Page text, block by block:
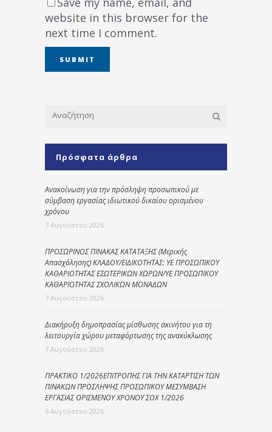
website in this browser for the
next time I comment.
Πρόσφατα άρθρα
Ανακοίνωση για την πρόσληψη προσωπικού με
σύμβαση εργασίας ιδιωτικού δικαίου ορισμένου
χρόνου
7 Αυγούστου 2026
ΠΡΟΣΩΡΙΝΟΣ ΠΙΝΑΚΑΣ ΚΑΤΑΤΑΞΗΣ (Μερικής
Απασχόλησης) ΚΛΑΔΟΥ/ΕΙΔΙΚΟΤΗΤΑΣ: ΥΕ ΠΡΟΣΩΠΙΚΟΥ
ΚΑΘΑΡΙΟΤΗΤΑΣ ΕΣΩΤΕΡΙΚΩΝ ΧΩΡΩΝ/ΥΕ ΠΡΟΣΩΠΙΚΟΥ
ΚΑΘΑΡΙΟΤΗΤΑΣ ΣΧΟΛΙΚΩΝ ΜΟΝΑΔΩΝ
7 Αυγούστου 2026
Διακήρυξη δημοπρασίας μίσθωσης ακινήτου για τη
λειτουργία χώρου μεταφόρτωσης της ανακύκλωσης
7 Αυγούστου 2026
ΠΡΑΚΤΙΚΟ 1/2026ΕΠΙΤΡΟΠΗΣ ΓΙΑ ΤΗΝ ΚΑΤΑΡΤΙΣΗ ΤΩΝ
ΠΙΝΑΚΩΝ ΠΡΟΣΛΗΨΗΣ ΠΡΟΣΩΠΙΚΟΥ ΜΕΣΥΜΒΑΣΗ
ΕΡΓΑΣΙΑΣ ΟΡΙΣΜΕΝΟΥ ΧΡΟΝΟΥ ΣΟΧ 1/2026
6 Αυγούστου 2026